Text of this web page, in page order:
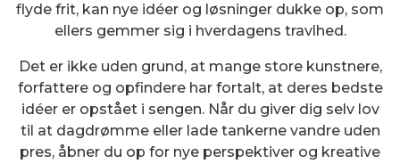
flyde frit, kan nye idéer og løsninger dukke op, som
ellers gemmer sig i hverdagens travlhed.
Det er ikke uden grund, at mange store kunstnere,
forfattere og opfindere har fortalt, at deres bedste
idéer er opstået i sengen. Når du giver dig selv lov
til at dagdrømme eller lade tankerne vandre uden
pres, åbner du op for nye perspektiver og kreative